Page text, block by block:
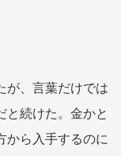
が、言葉だけでは
と続けた。金かと
から入手するのに